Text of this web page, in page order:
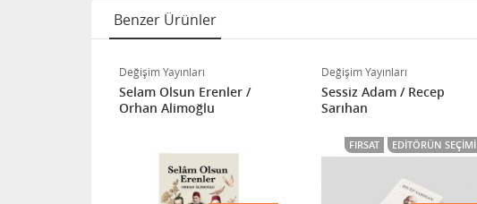
Benzer Ürünler
Değişim Yayınları
Selam Olsun Erenler /
Orhan Alimoğlu
Değişim Yayınları
Sessiz Adam / Recep
Sarıhan
FIRSAT EDITÖRÜN SEÇIMI